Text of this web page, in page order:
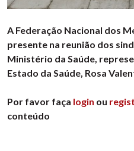
A Federação Nacional dos
presente na reunião dos
Ministério da Saúde,
Estado da Saúde, Rosa
Por favor faça login ou
conteúdo